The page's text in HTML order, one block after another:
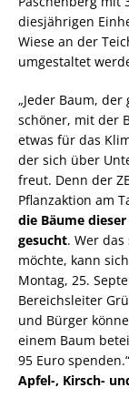
diesjährigen
Wiese an der
umgestaltet
„Jeder Baum,
schöner, mit der
etwas für das
der sich über
freut. Denn der
Pflanzaktion am
die Bäume
gesucht. Wer
möchte, kann
Montag, 25.
Bereichsleiter
und Bürger
einem Baum
95 Euro spenden.“
Apfel-, Kirsch-